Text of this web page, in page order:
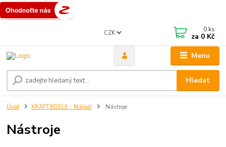
Menu
CZK
Hledat
0 ks
za 0 Kč
Úvod KRAFT&DELE - Nářadí Nástroje
Nástroje